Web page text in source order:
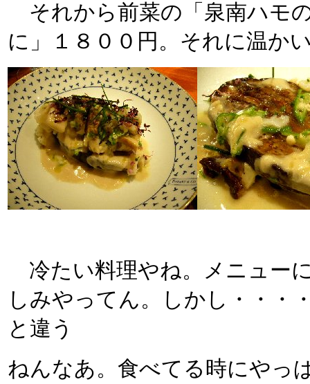
それから前菜の「泉南ハモ
に」１８００円。それに温か
冷たい料理やね。メニュー
しみやってん。しかし・・・
と違う
ねんなあ。食べてる時にやっ